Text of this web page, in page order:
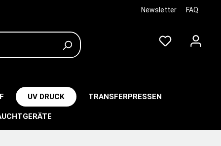
Newsletter FAQ
UV DRUCK TRANSFERPRESSEN